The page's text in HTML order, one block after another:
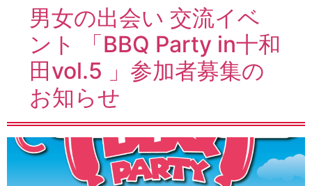
男女の出会い 交流イベ
ント 「BBQ Party in十和
田vol.5 」参加者募集の
お知らせ